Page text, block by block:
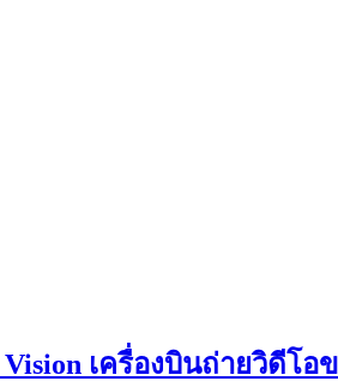
Vision เครื่องบินถ่ายวิดี